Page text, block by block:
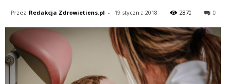
Przez Redakcja Zdrowietiens.pl - 19 stycznia 2018 2870 0